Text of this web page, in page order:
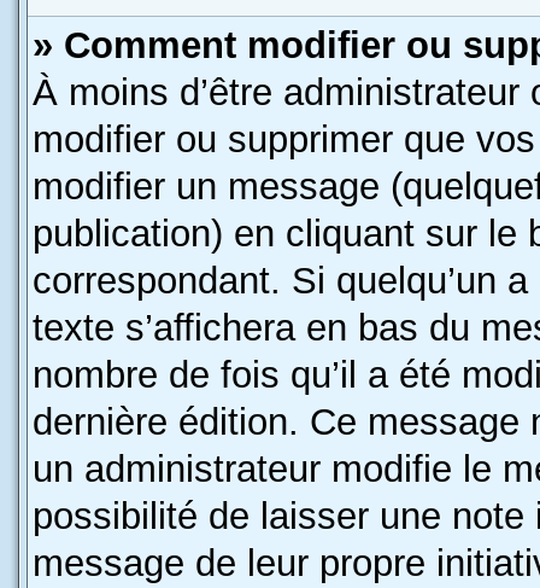
» Comment modifier ou
À moins d’être
modifier ou supprimer que
modifier un message
publication) en cliquant sur le
correspondant. Si quelqu’un
texte s’affichera en bas du
nombre de fois qu’il a été
dernière édition. Ce message
un administrateur modifie le
possibilité de laisser une note
message de leur propre